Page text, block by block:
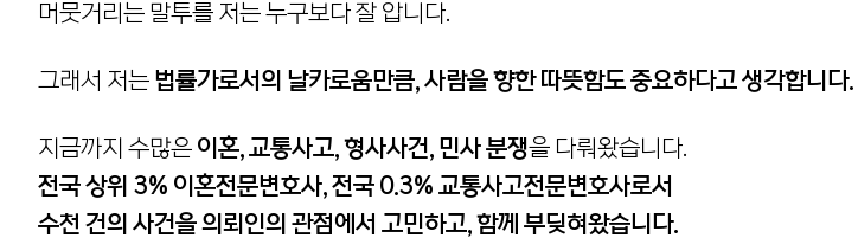
머뭇거리는 말투를 저는 누구보다 잘 압니다.
그래서 저는 법률가로서의 날카로움만큼, 사람을 향한 따뜻함도 중요하다고 생각합니다.
지금까지 수많은 이혼, 교통사고, 형사사건, 민사 분쟁을 다뤄왔습니다.
전국 상위 3% 이혼전문변호사, 전국 0.3% 교통사고전문변호사로서
수천 건의 사건을 의뢰인의 관점에서 고민하고, 함께 부딪혀왔습니다.